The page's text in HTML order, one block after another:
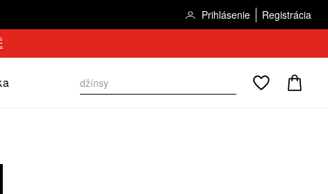
Prihlásenie Registrácia